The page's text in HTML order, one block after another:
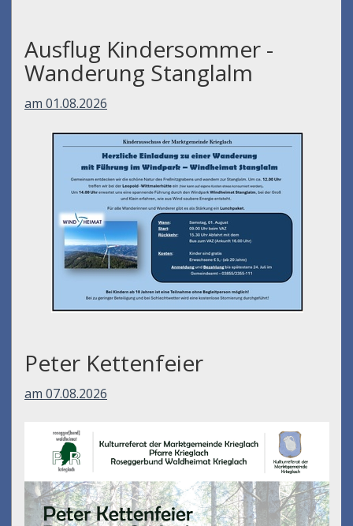
Ausflug Kindersommer -
Wanderung Stanglalm
am 01.08.2026
Peter Kettenfeier
am 07.08.2026